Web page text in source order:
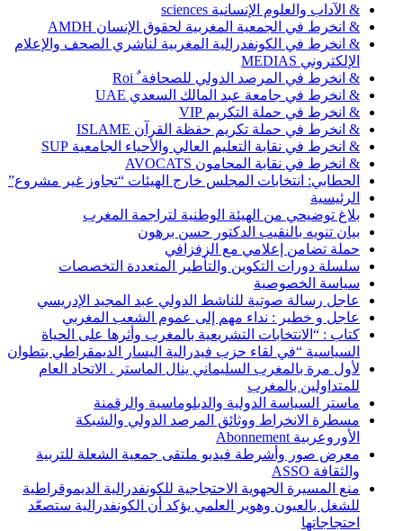
& الآداب والعلوم الإنسانية sciences
& انخرط في الجمعية المغربية لحقوق الإنسان AMDH
& انخرط في الكونفدرالية المغربية لناشري الصحف والإعلام
الإلكتروني MEDIAS
& انخرط في المرصد الدولي للصحافة ٌ Roi
& انخرط في جامعة عبد المالك السعدي UAE
& انخرط في حملة التكريم VIP
& انخرط في حملة تكريم حفظة القرآن ISLAME
& انخرط في نقابة التعليم العالي والأحياء الجامعية SUP
& انخرط في نقابة المحامون AVOCATS
الحطابي: انتخابات المجلس خارج الهيئات “تجاوز غير مشروع”
الرئيسية
بلاغ توضيحي من الهيئة الوطنية لتراجمة المغرب
بيان تنويه بالنقيب الدكتور حسن برهون
حملة تضامن إعلامي مع الزفزافي
سلسلة دورات التكوين والتأطير المتعددة التخصصات
سياسة الخصوصية
عاجل رسالة صوتية للناشط الدولي عبد المجيد الإدريسي
عاجل و خطير : نداء مهم إلى عموم الشعب المغربي
كتاب : “الانتخابات التشريعية بالمغرب وأثرها على الحياة
السياسية “في لقاء حزب فيدرالية اليسار الديمقراطي بتطوان
لأول مرة بالمغرب السليماني ينال الماستر . الاتحاد العام
للمتداولين بالمغرب
ماستر السياسة الدولية والدبلوماسية والرقمنة
مسطرة الانخراط ووثائق المرصد الدولي والشبكة
الأوروعربية Abonnement
معرض صور وأشرطة فيديو ملتقى جمعية الشعلة للتربية
والثقافة ASSO
منع المسيرة الجهوية الاحتجاجية للكونفدرالية الديموقراطية
للشغل بالعيون وهوير العلمي يؤكد أن الكونفدرالية ستصعّد
احتجاجاتها